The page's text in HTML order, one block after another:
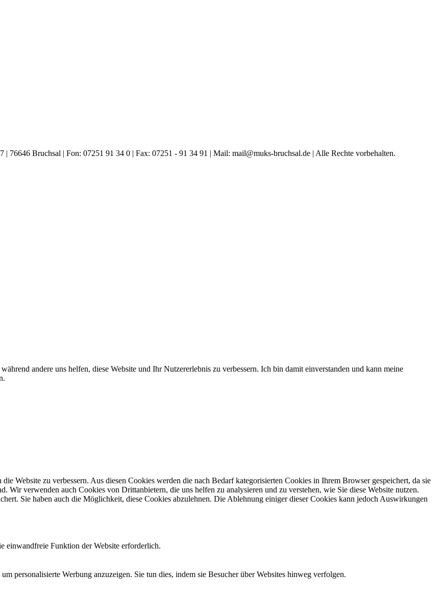
76646 Bruchsal | Fon: 07251 91 34 0 | Fax: 07251 - 91 34 91 | Mail: mail@muks-bruchsal.de | Alle Rechte vorbehalten.
andere uns helfen, diese Website und Ihr Nutzererlebnis zu verbessern. Ich bin damit einverstanden und kann meine
Website zu verbessern. Aus diesen Cookies werden die nach Bedarf kategorisierten Cookies in Ihrem Browser gespeichert, da sie
Wir verwenden auch Cookies von Drittanbietern, die uns helfen zu analysieren und zu verstehen, wie Sie diese Website nutzen.
Sie haben auch die Möglichkeit, diese Cookies abzulehnen. Die Ablehnung einiger dieser Cookies kann jedoch Auswirkungen
einwandfreie Funktion der Website erforderlich.
personalisierte Werbung anzuzeigen. Sie tun dies, indem sie Besucher über Websites hinweg verfolgen.